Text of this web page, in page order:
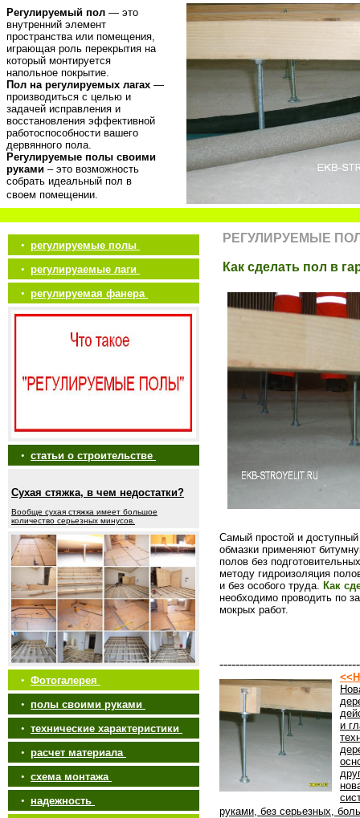
Регулируемый пол — это
внутренний элемент
пространства или помещения,
играющая роль перекрытия на
который монтируется
напольное покрытие.
Пол на регулируемых лагах —
производиться с целью и
задачей исправления и
восстановления эффективной
работоспособности вашего
дервянного пола.
Регулируемые полы своими
руками – это возможность
собрать идеальный пол в
своем помещении.
• регулируемые полы
• регулируаемые лаги
• регулируемая фанера
• статьи о строительстве
Сухая стяжка, в чем недостатки?
Вообще сухая стяжка имеет большое
количество серьезных минусов.
• Фотогалерея
• полы своими руками
• технические характеристики
• расчет материала
• схема монтажа
• надежность
РЕГУЛИРУЕМЫЕ
Как сделать пол в
Самый простой и доступный
обмазки применяют
полов без
методу гидроизоляция
и без особого труда. Как
необходимо проводить по
мокрых работ.
и
руками, без серьезных,